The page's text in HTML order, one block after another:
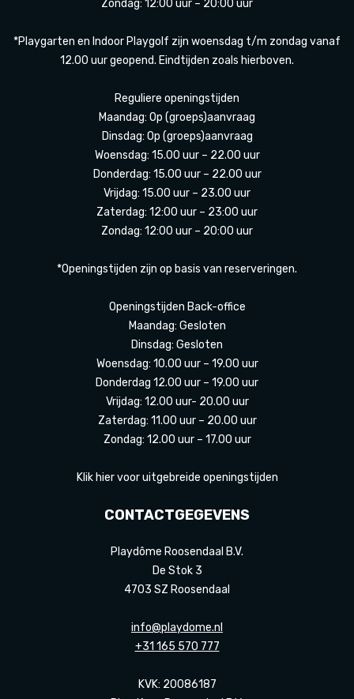
Zondag: 12:00 uur – 20:00 uur
*Playgarten en Indoor Playgolf zijn woensdag t/m zondag vanaf
12.00 uur geopend. Eindtijden zoals hierboven.
Reguliere openingstijden
Maandag: Op (groeps)aanvraag
Dinsdag: Op (groeps)aanvraag
Woensdag: 15.00 uur – 22.00 uur
Donderdag: 15.00 uur – 22.00 uur
Vrijdag: 15.00 uur – 23.00 uur
Zaterdag: 12:00 uur – 23:00 uur
Zondag: 12:00 uur – 20:00 uur
*Openingstijden zijn op basis van reserveringen.
Openingstijden Back-office
Maandag: Gesloten
Dinsdag: Gesloten
Woensdag: 10.00 uur – 19.00 uur
Donderdag 12.00 uur – 19.00 uur
Vrijdag: 12.00 uur- 20.00 uur
Zaterdag: 11.00 uur – 20.00 uur
Zondag: 12.00 uur – 17.00 uur
Klik hier voor uitgebreide openingstijden
CONTACTGEGEVENS
Playdôme Roosendaal B.V.
De Stok 3
4703 SZ Roosendaal
info@playdome.nl
+31 165 570 777
KVK: 20086187